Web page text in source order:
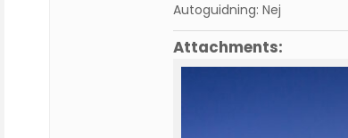
Autoguidning: Nej
Attachments: